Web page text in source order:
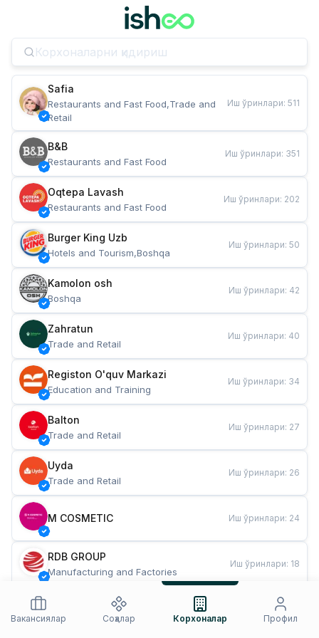
Safia
Restaurants and Fast Food,Trade and
Retail
Иш ўринлари: 511
B&B
Restaurants and Fast Food
Иш ўринлари: 351
Oqtepa Lavash
Restaurants and Fast Food
Иш ўринлари: 202
Burger King Uzb
Hotels and Tourism,Boshqa
Иш ўринлари: 50
Kamolon osh
Boshqa
Иш ўринлари: 42
Zahratun
Trade and Retail
Иш ўринлари: 40
Registon O'quv Markazi
Education and Training
Иш ўринлари: 34
Balton
Trade and Retail
Иш ўринлари: 27
Uyda
Trade and Retail
Иш ўринлари: 26
M COSMETIC Иш ўринлари: 24
RDB GROUP
Manufacturing and Factories
Иш ўринлари: 18
Restaurants and Fast Food
Иш ўринлари
Вакансиялар
Соҳалар Корхоналар Профил